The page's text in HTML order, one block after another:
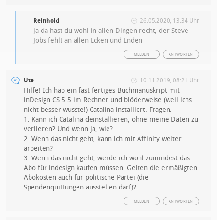
Reinhold 26.05.2020, 13:34 Uhr
ja da hast du wohl in allen Dingen recht, der Steve
Jobs fehlt an allen Ecken und Enden
ANTWORTEN
MELDEN
Ute 10.11.2019, 08:21 Uhr
Hilfe! Ich hab ein fast fertiges Buchmanuskript mit
inDesign CS 5.5 im Rechner und blöderweise (weil ichs
nicht besser wusste!) Catalina installiert. Fragen:
1. Kann ich Catalina deinstallieren, ohne meine Daten zu
verlieren? Und wenn ja, wie?
2. Wenn das nicht geht, kann ich mit Affinity weiter
arbeiten?
3. Wenn das nicht geht, werde ich wohl zumindest das
Abo für indesign kaufen müssen. Gelten die ermäßigten
Abokosten auch für politische Partei (die
Spendenquittungen ausstellen darf)?
ANTWORTEN
MELDEN